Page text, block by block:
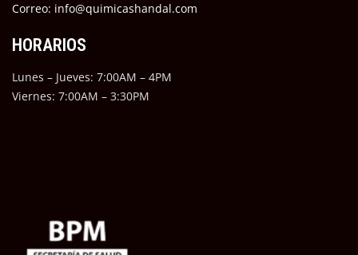
Correo: info@quimicashandal.com
HORARIOS
Lunes – Jueves: 7:00AM – 4PM
Viernes: 7:00AM – 3:30PM